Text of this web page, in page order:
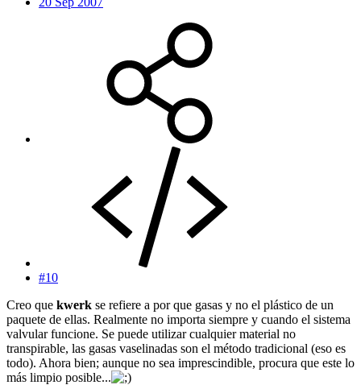
#10
Creo que kwerk se refiere a por que gasas y no el plástico de un
paquete de ellas. Realmente no importa siempre y cuando el sistema
valvular funcione. Se puede utilizar cualquier material no
transpirable, las gasas vaselinadas son el método tradicional (eso es
todo). Ahora bien; aunque no sea imprescindible, procura que este lo
más limpio posible...